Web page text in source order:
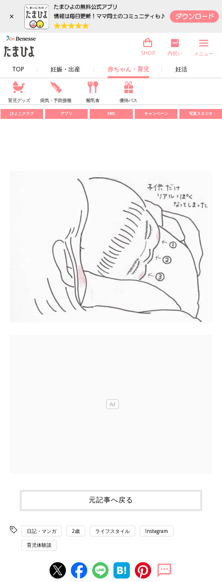
×
TOP 妊娠・出産 赤ちゃん・育児 妊活
SHOP 内祝い メニュー
育児グッズ 病気・予防接種 離乳食 優待パス
ひよこクラブ アプリ SNS キャンペーン 写真スタジオ
元記事へ戻る
日記・マンガ 2歳 ライフスタイル Instagram
育児体験談